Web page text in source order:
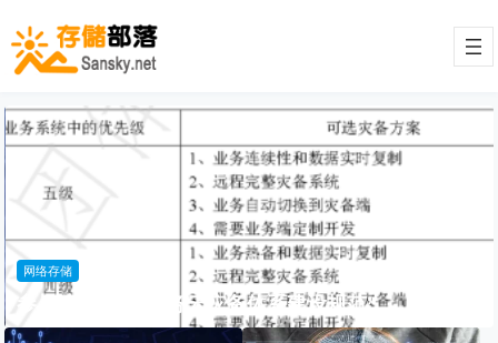
网络存储
参与编写“电子政务云灾备体系建设规范”